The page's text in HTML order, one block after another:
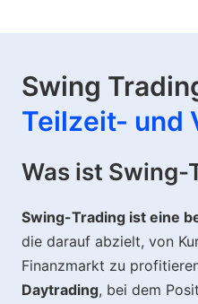
Swing
Teilzeit- und
Was ist Swing-
Swing-Trading ist eine
die darauf abzielt, von
Finanzmarkt zu
Daytrading, bei dem